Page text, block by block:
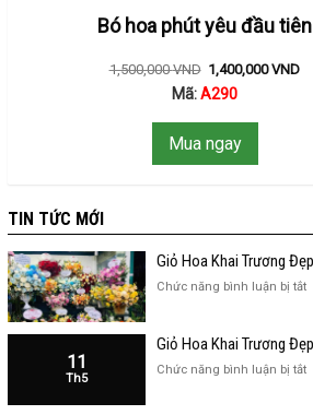
Bó hoa phút yêu đầu tiên
1,500,000VND 1,400,000VND
Mã:A290
Mua ngay
TIN TỨC MỚI
Giỏ Hoa Khai Trương
Chức năng bình luận bị tắtở
11
Th5
Giỏ Hoa Khai Trương
Chức năng bình luận bị tắtở